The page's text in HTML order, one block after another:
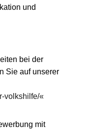
und
bei der
Sie auf unserer
volkshilfe/
mit